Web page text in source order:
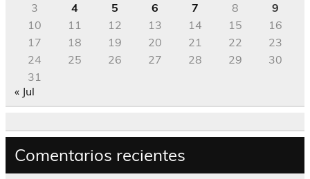
3
4 5 6 7 8
9
10
11 12 13 14 15
16
17
18 19 20 21 22
23
24
25 26 27 28 29
30
31
« Jul
Comentarios recientes